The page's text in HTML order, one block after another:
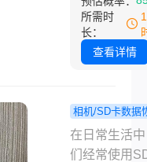
大家详细介
头内存卡删
频如何恢复。
等重要数据
而，由于各
因，如误删
据丢失的困
遇到这种情
如何恢复sd
所需时
长：
查看详情
相机/SD卡数据
程 sd卡数
怎么恢复？
在日常生活
们经常使用